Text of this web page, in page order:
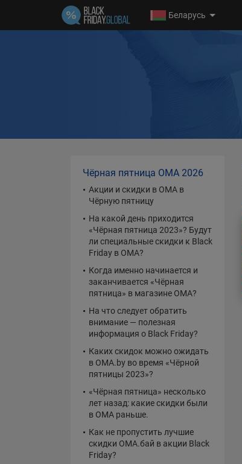
Беларусь
Чёрная пятница ОМА 2026
Акции и скидки в ОМА в
Чёрную пятницу
На какой день приходится
«Чёрная пятница 2023»? Будут
ли специальные скидки к Black
Friday в ОМА?
Когда именно начинается и
заканчивается «Чёрная
пятница» в магазине OMA?
На что следует обратить
внимание — полезная
информация о Black Friday?
Каких скидок можно ожидать
в OMA.by во время «Чёрной
пятницы 2023»?
«Чёрная пятница» несколько
лет назад: какие скидки были
в OMA раньше.
Как не пропустить лучшие
скидки ОМА.бай в акции Black
Friday?